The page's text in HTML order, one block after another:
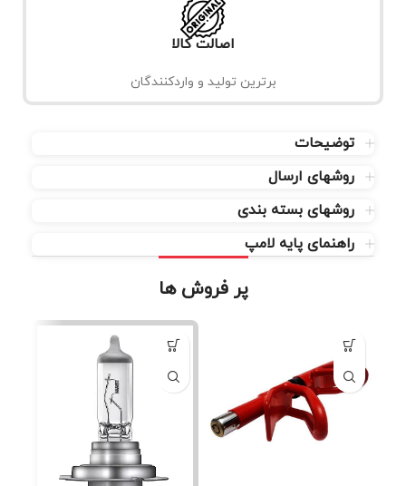
اصالت کالا
برترین تولید و واردکنندگان
توضیحات
روشهای ارسال
روشهای بسته بندی
راهنمای پایه لامپ
پر فروش ها